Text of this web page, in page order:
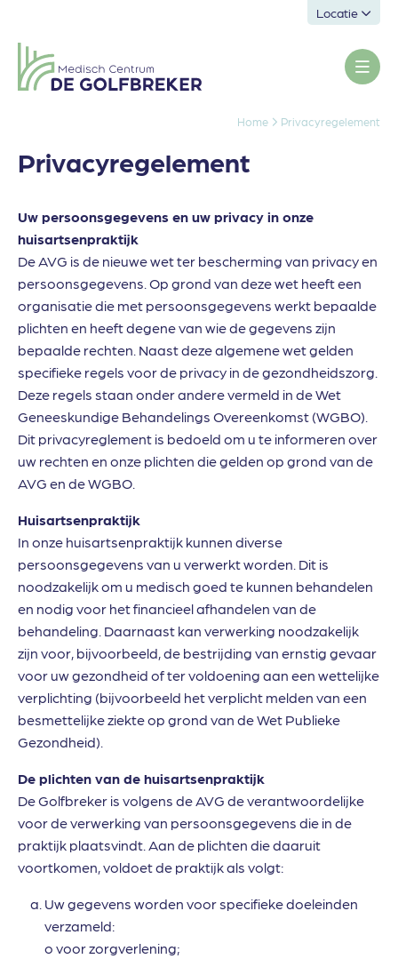
Locatie
Home Privacyregelement
Privacyregelement
Uw persoonsgegevens en uw privacy in onze
huisartsenpraktijk
De AVG is de nieuwe wet ter bescherming van privacy en
persoonsgegevens. Op grond van deze wet heeft een
organisatie die met persoonsgegevens werkt bepaalde
plichten en heeft degene van wie de gegevens zijn
bepaalde rechten. Naast deze algemene wet gelden
specifieke regels voor de privacy in de gezondheidszorg.
Deze regels staan onder andere vermeld in de Wet
Geneeskundige Behandelings Overeenkomst (WGBO).
Dit privacyreglement is bedoeld om u te informeren over
uw rechten en onze plichten die gelden op grond van de
AVG en de WGBO.
Huisartsenpraktijk
In onze huisartsenpraktijk kunnen diverse
persoonsgegevens van u verwerkt worden. Dit is
noodzakelijk om u medisch goed te kunnen behandelen
en nodig voor het financieel afhandelen van de
behandeling. Daarnaast kan verwerking noodzakelijk
zijn voor, bijvoorbeeld, de bestrijding van ernstig gevaar
voor uw gezondheid of ter voldoening aan een wettelijke
verplichting (bijvoorbeeld het verplicht melden van een
besmettelijke ziekte op grond van de Wet Publieke
Gezondheid).
De plichten van de huisartsenpraktijk
De Golfbreker is volgens de AVG de verantwoordelijke
voor de verwerking van persoonsgegevens die in de
praktijk plaatsvindt. Aan de plichten die daaruit
voortkomen, voldoet de praktijk als volgt:
Uw gegevens worden voor specifieke doeleinden
verzameld:
o voor zorgverlening;